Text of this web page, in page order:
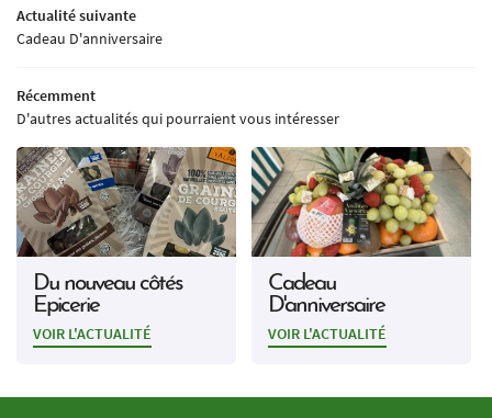
CONTACT
Actualité suivante
Cadeau D'anniversaire
Récemment
D'autres actualités qui pourraient vous intéresser
Du nouveau côtés
Epicerie
VOIR L'ACTUALITÉ
Cadeau
D'anniversaire
VOIR L'ACTUALITÉ